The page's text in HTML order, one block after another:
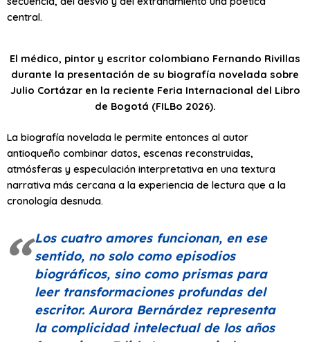
central.
El médico, pintor y escritor colombiano Fernando Rivillas
durante la presentación de su biografía novelada sobre
Julio Cortázar en la reciente Feria Internacional del Libro
de Bogotá (FILBo 2026).
La biografía novelada le permite entonces al autor
antioqueño combinar datos, escenas reconstruidas,
atmósferas y especulación interpretativa en una textura
narrativa más cercana a la experiencia de lectura que a la
cronología desnuda.
Los cuatro amores funcionan, en ese
sentido, no solo como episodios
biográficos, sino como prismas para
leer transformaciones profundas del
escritor. Aurora Bernárdez representa
la complicidad intelectual de los años